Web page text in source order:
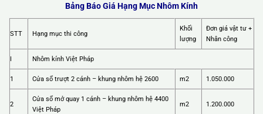
Bảng Báo Giá Hạng Mục Nhôm Kính
STT Hạng mục thi công
Khối
lượng
Đơn giá vật tư +
Nhân công
I Nhôm kính Việt Pháp
1 Cửa sổ trượt 2 cánh – khung nhôm hệ 2600 m2 1.050.000
2
Cửa sổ mở quay 1 cánh – khung nhôm hệ 4400
Việt Pháp
m2 1.200.000